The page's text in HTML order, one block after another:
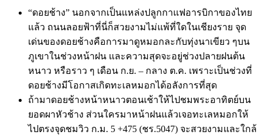
“ดอยช้าง” นอกจากเป็นแหล่งปลูกกาแฟอารบิกาของไทย
แล้ว ถนนลอยฟ้าที่นี่ก็สวยงามไม่แพ้ที่ใดในเชียงราย จุด
เด่นของดอยช้างคือการมาดูหมอกละกับทุ่งนาเขียว ๆบน
ภูเขาในช่วงหน้าฝน และความสุดจะอยู่ช่วงปลายฝนต้น
หนาว หรือราว ๆ เดือน ก.ย. – กลาง ต.ค. เพราะเป็นช่วงที่
ดอยช้างมีโอกาสเกิดทะเลหมอกได้อลังการที่สุด
ถ้ามาดอยช้างหน้าหนาวตอนเช้าให้ไปชมพระอาทิตย์บน
ยอดผาหัวช้าง ส่วนใครมาหน้าฝนแล้วเจอทะเลหมอกให้
ไปตรงจุดชมวิว ก.ม. 5 +475 (ชร.5047) จะสวยงามและใกล้